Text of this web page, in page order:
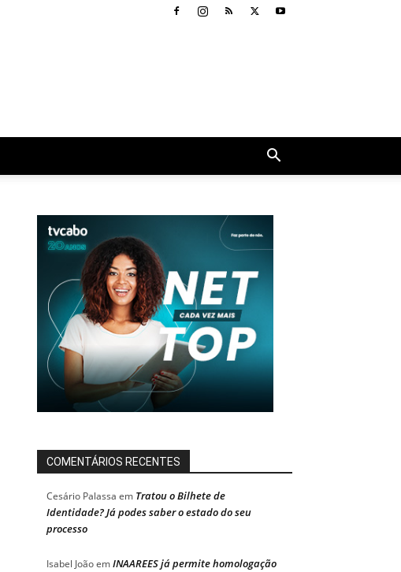
COMENTÁRIOS RECENTES
Cesário Palassa em Tratou o Bilhete de
Identidade? Já podes saber o estado do seu
processo
Isabel JoãoemINAAREES já permite homologação